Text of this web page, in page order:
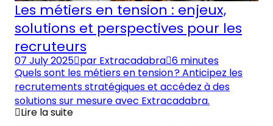
Les métiers en tension : enjeux,
solutions et perspectives pour les
recruteurs
07 July 2025 par Extracadabra 6 minutes
Quels sont les métiers en tension ? Anticipez les
recrutements stratégiques et accédez à des
solutions sur mesure avec Extracadabra.
Lire la suite